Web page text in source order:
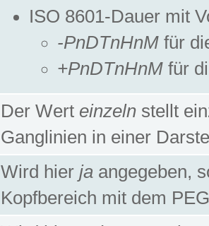
ISO 8601-Dauer mit
-PnDTnHnM für
+PnDTnHnM für
Der Wert einzeln stellt
Ganglinien in einer
Wird hier ja angegeben,
Kopfbereich mit dem